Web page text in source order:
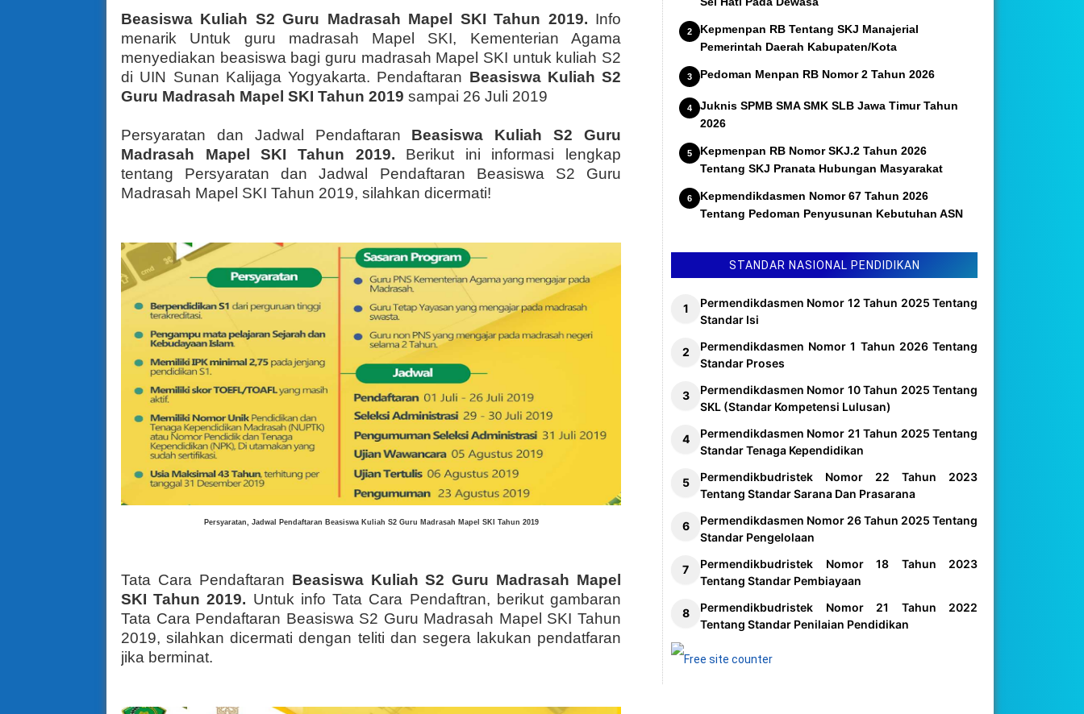
Beasiswa Kuliah S2 Guru Madrasah Mapel SKI Tahun 2019. Info
menarik
Untuk guru madrasah Mapel SKI, Kementerian Agama
menyediakan beasiswa bagi guru madrasah Mapel SKI untuk kuliah S2
di UIN Sunan Kalijaga Yogyakarta. Pendaftaran Beasiswa Kuliah S2
Guru Madrasah Mapel SKI Tahun 2019 sampai 26 Juli 2019
Persyaratan dan Jadwal Pendaftaran Beasiswa Kuliah S2 Guru
Madrasah Mapel SKI Tahun 2019. Berikut ini informasi lengkap
tentang Persyaratan dan Jadwal Pendaftaran Beasiswa S2 Guru
Madrasah Mapel SKI Tahun 2019, silahkan dicermati!
Persyaratan, Jadwal Pendaftaran Beasiswa Kuliah S2 Guru Madrasah Mapel SKI Tahun 2019
Tata Cara Pendaftaran Beasiswa Kuliah S2 Guru Madrasah Mapel
SKI Tahun 2019. Untuk info Tata Cara Pendaftran, berikut gambaran
Tata Cara Pendaftaran Beasiswa S2 Guru Madrasah Mapel SKI Tahun
2019, silahkan dicermati dengan teliti dan segera lakukan pendatfaran
jika berminat.
Kepmenpan RB Tentang SKJ Manajerial
Pemerintah Daerah Kabupaten/Kota
Pedoman Menpan RB Nomor 2 Tahun 2026
Juknis SPMB SMA SMK SLB Jawa Timur Tahun
2026
Kepmenpan RB Nomor SKJ.2 Tahun 2026
Tentang SKJ Pranata Hubungan Masyarakat
Kepmendikdasmen Nomor 67 Tahun 2026
Tentang Pedoman Penyusunan Kebutuhan ASN
STANDAR NASIONAL PENDIDIKAN
Permendikdasmen Nomor 12 Tahun 2025 Tentang
Standar Isi
Permendikdasmen Nomor 1 Tahun 2026 Tentang
Standar Proses
Permendikdasmen Nomor 10 Tahun 2025 Tentang
SKL (Standar Kompetensi Lulusan)
Permendikdasmen Nomor 21 Tahun 2025 Tentang
Standar Tenaga Kependidikan
Permendikbudristek Nomor 22 Tahun 2023
Tentang Standar Sarana Dan Prasarana
Permendikdasmen Nomor 26 Tahun 2025 Tentang
Standar Pengelolaan
Permendikbudristek Nomor 18 Tahun 2023
Tentang Standar Pembiayaan
Permendikbudristek Nomor 21 Tahun 2022
Tentang Standar Penilaian Pendidikan